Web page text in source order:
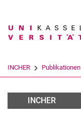
Suchbegriff
INCHER Publikationen
Monographs
INCHER